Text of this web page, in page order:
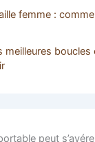
femme :
meilleures boucles
peut